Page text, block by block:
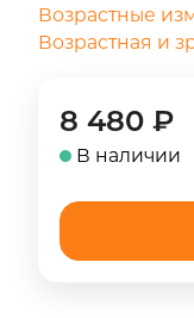
Возрастные
Возрастная и
8 480 ₽
В наличии